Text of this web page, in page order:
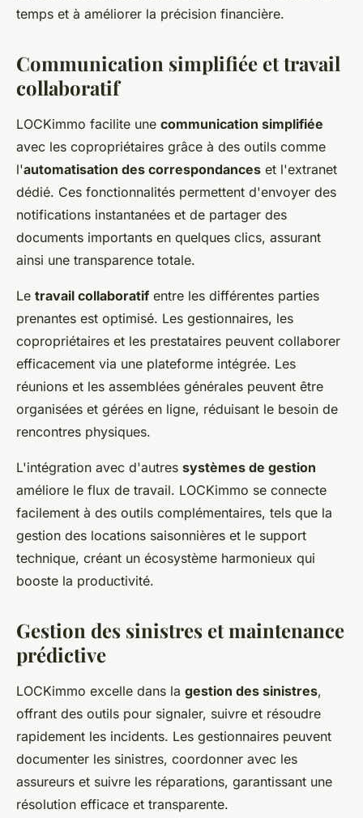
temps et à améliorer la précision financière.
Communication simplifiée et travail
collaboratif
LOCKimmo facilite une communication simplifiée
avec les copropriétaires grâce à des outils comme
l'automatisation des correspondances et l'extranet
dédié. Ces fonctionnalités permettent d'envoyer des
notifications instantanées et de partager des
documents importants en quelques clics, assurant
ainsi une transparence totale.
Le travail collaboratif entre les différentes parties
prenantes est optimisé. Les gestionnaires, les
copropriétaires et les prestataires peuvent collaborer
efficacement via une plateforme intégrée. Les
réunions et les assemblées générales peuvent être
organisées et gérées en ligne, réduisant le besoin de
rencontres physiques.
L'intégration avec d'autres systèmes de gestion
améliore le flux de travail. LOCKimmo se connecte
facilement à des outils complémentaires, tels que la
gestion des locations saisonnières et le support
technique, créant un écosystème harmonieux qui
booste la productivité.
Gestion des sinistres et maintenance
prédictive
LOCKimmo excelle dans la gestion des sinistres,
offrant des outils pour signaler, suivre et résoudre
rapidement les incidents. Les gestionnaires peuvent
documenter les sinistres, coordonner avec les
assureurs et suivre les réparations, garantissant une
résolution efficace et transparente.